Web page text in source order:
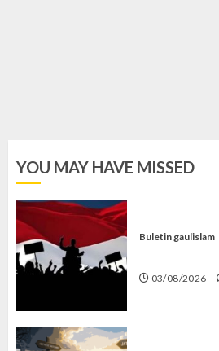
YOU MAY HAVE MISSED
Buletin gaulislam
03/08/2026